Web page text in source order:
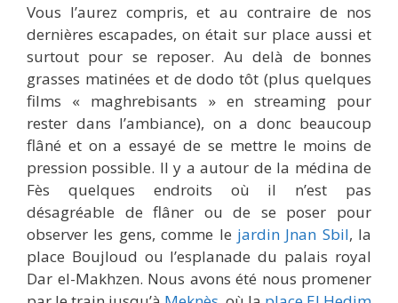
Vous l’aurez compris, et au contraire de nos
dernières escapades, on était sur place aussi et
surtout pour se reposer. Au delà de bonnes
grasses matinées et de dodo tôt (plus quelques
films « maghrebisants » en streaming pour
rester dans l’ambiance), on a donc beaucoup
flâné et on a essayé de se mettre le moins de
pression possible. Il y a autour de la médina de
Fès quelques endroits où il n’est pas
désagréable de flâner ou de se poser pour
observer les gens, comme le jardin Jnan Sbil, la
place Boujloud ou l’esplanade du palais royal
Dar el-Makhzen. Nous avons été nous promener